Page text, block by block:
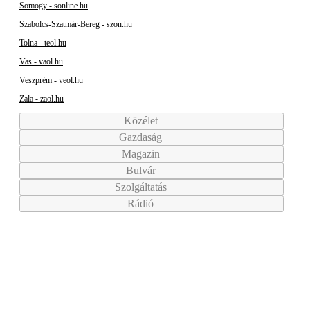
Somogy - sonline.hu
Szabolcs-Szatmár-Bereg - szon.hu
Tolna - teol.hu
Vas - vaol.hu
Veszprém - veol.hu
Zala - zaol.hu
Közélet
Gazdaság
Magazin
Bulvár
Szolgáltatás
Rádió